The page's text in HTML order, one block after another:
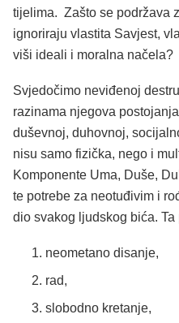
tijelima. Zašto se podržava
ignoriraju vlastita Savjest,
viši ideali i moralna načela?
Svjedočimo neviđenoj
razinama njegova
duševnoj, duhovnoj,
nisu samo fizička, nego i
Komponente Uma, Duše,
te potrebe za neotuđivim i
dio svakog ljudskog bića. Ta
neometano disanje,
rad,
slobodno kretanje,